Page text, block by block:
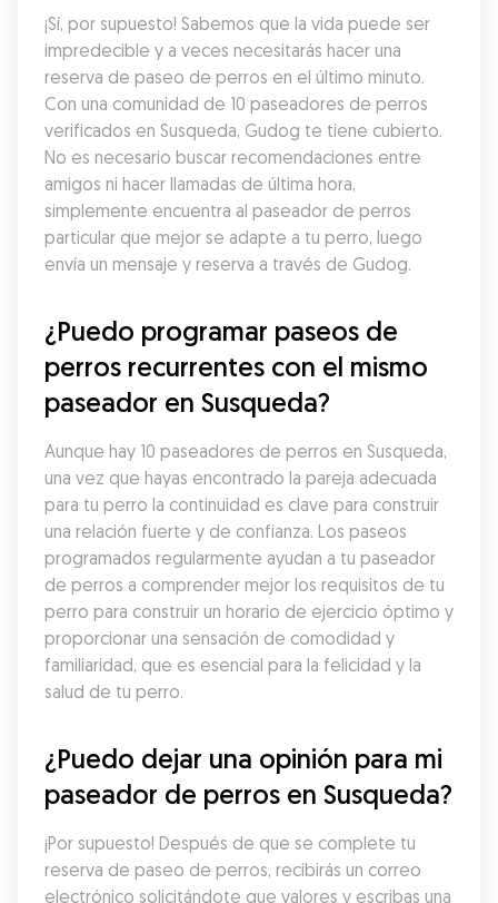
¡Sí, por supuesto! Sabemos que la vida puede ser
impredecible y a veces necesitarás hacer una
reserva de paseo de perros en el último minuto.
Con una comunidad de 10 paseadores de perros
verificados en Susqueda, Gudog te tiene cubierto.
No es necesario buscar recomendaciones entre
amigos ni hacer llamadas de última hora,
simplemente encuentra al paseador de perros
particular que mejor se adapte a tu perro, luego
envía un mensaje y reserva a través de Gudog.
¿Puedo programar paseos de
perros recurrentes con el mismo
paseador en Susqueda?
Aunque hay 10 paseadores de perros en Susqueda,
una vez que hayas encontrado la pareja adecuada
para tu perro la continuidad es clave para construir
una relación fuerte y de confianza. Los paseos
programados regularmente ayudan a tu paseador
de perros a comprender mejor los requisitos de tu
perro para construir un horario de ejercicio óptimo y
proporcionar una sensación de comodidad y
familiaridad, que es esencial para la felicidad y la
salud de tu perro.
¿Puedo dejar una opinión para mi
paseador de perros en Susqueda?
¡Por supuesto! Después de que se complete tu
reserva de paseo de perros, recibirás un correo
electrónico solicitándote que valores y escribas una